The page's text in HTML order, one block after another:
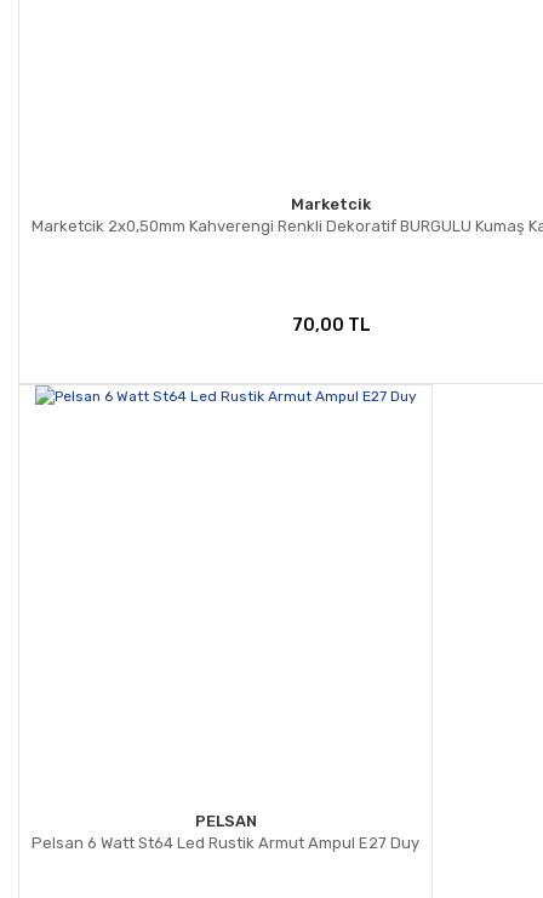
Marketcik
Marketcik 2x0,50mm Kahverengi Renkli Dekoratif BURGULU Kumaş
70,00 TL
PELSAN
Pelsan 6 Watt St64 Led Rustik Armut Ampul E27 Duy